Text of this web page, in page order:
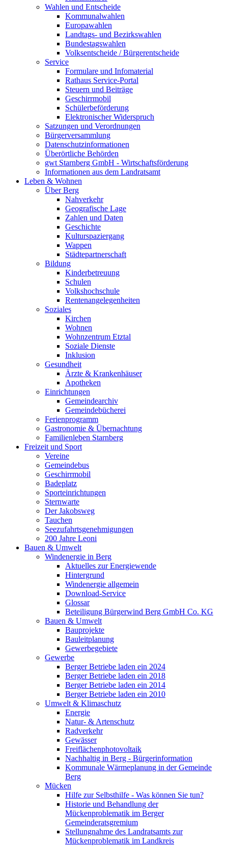
Wahlen und Entscheide
Kommunalwahlen
Europawahlen
Landtags- und Bezirkswahlen
Bundestagswahlen
Volksentscheide / Bürgerentscheide
Service
Formulare und Infomaterial
Rathaus Service-Portal
Steuern und Beiträge
Geschirrmobil
Schülerbeförderung
Elektronischer Widerspruch
Satzungen und Verordnungen
Bürgerversammlung
Datenschutzinformationen
Überörtliche Behörden
gwt Starnberg GmbH - Wirtschaftsförderung
Informationen aus dem Landratsamt
Leben & Wohnen
Über Berg
Nahverkehr
Geografische Lage
Zahlen und Daten
Geschichte
Kulturspaziergang
Wappen
Städtepartnerschaft
Bildung
Kinderbetreuung
Schulen
Volkshochschule
Rentenangelegenheiten
Soziales
Kirchen
Wohnen
Wohnzentrum Etztal
Soziale Dienste
Inklusion
Gesundheit
Ärzte & Krankenhäuser
Apotheken
Einrichtungen
Gemeindearchiv
Gemeindebücherei
Ferienprogramm
Gastronomie & Übernachtung
Familienleben Starnberg
Freizeit und Sport
Vereine
Gemeindebus
Geschirrmobil
Badeplatz
Sporteinrichtungen
Sternwarte
Der Jakobsweg
Tauchen
Seezufahrtsgenehmigungen
200 Jahre Leoni
Bauen & Umwelt
Windenergie in Berg
Aktuelles zur Energiewende
Hintergrund
Windenergie allgemein
Download-Service
Glossar
Beteiligung Bürgerwind Berg GmbH Co. KG
Bauen & Umwelt
Bauprojekte
Bauleitplanung
Gewerbegebiete
Gewerbe
Berger Betriebe laden ein 2024
Berger Betriebe laden ein 2018
Berger Betriebe laden ein 2014
Berger Betriebe laden ein 2010
Umwelt & Klimaschutz
Energie
Natur- & Artenschutz
Radverkehr
Gewässer
Freiflächenphotovoltaik
Nachhaltig in Berg - Bürgerinformation
Kommunale Wärmeplanung in der Gemeinde
Berg
Mücken
Hilfe zur Selbsthilfe - Was können Sie tun?
Historie und Behandlung der
Mückenproblematik im Berger
Gemeinderatsgremium
Stellungnahme des Landratsamts zur
Mückenproblematik im Landkreis